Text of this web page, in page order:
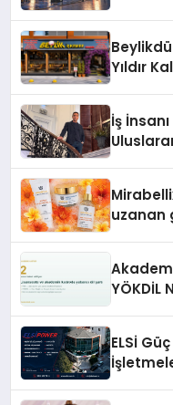
Yıldır
İş
uzanan
YÖKDİL
ELSİ